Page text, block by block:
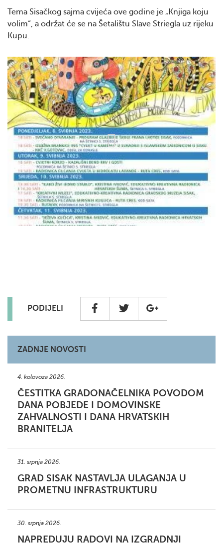
Tema Sisačkog sajma cvijeća ove godine je „Knjiga koju
volim“, a održat će se na Šetalištu Slave Striegla uz rijeku
Kupu.
PODIJELI
ZADNJE NOVOSTI
4. kolovoza 2026.
ČESTITKA GRADONAČELNIKA POVODOM
DANA POBJEDE I DOMOVINSKE
ZAHVALNOSTI I DANA HRVATSKIH
BRANITELJA
31. srpnja 2026.
GRAD SISAK NASTAVLJA ULAGANJA U
PROMETNU INFRASTRUKTURU
30. srpnja 2026.
NAPREDUJU RADOVI NA IZGRADNJI